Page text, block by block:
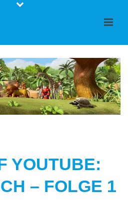
YOUTUBE:
– FOLGE 1